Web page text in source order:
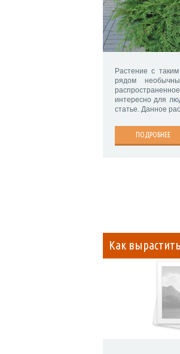
Растение с
рядом
интересно для
статье. Данное
ПОДРОБНЕЕ
Как